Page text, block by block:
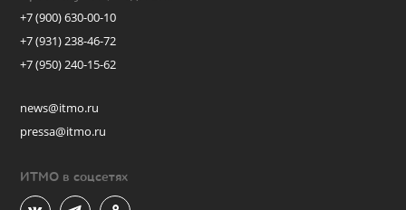
+7 (900) 630-00-10
+7 (931) 238-46-72
+7 (950) 240-15-62
news@itmo.ru
pressa@itmo.ru
ИТМО в соцсетях